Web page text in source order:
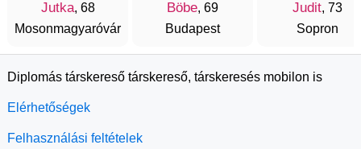
Jutka, 68
Mosonmagyaróvár
Böbe, 69
Budapest
Judit, 73
Sopron
Diplomás társkereső társkereső, társkeresés mobilon is
Elérhetőségek
Felhasználási feltételek